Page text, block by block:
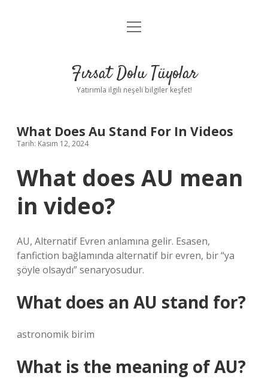
Gizlilik Politikası
Yasal Uyarı
menüyü
Fırsat Dolu Tüyolar
Yatırımla ilgili neşeli bilgiler keşfet!
What Does Au Stand For In Videos
Tarih: Kasım 12, 2024
What does AU mean
in video?
AU, Alternatif Evren anlamına gelir. Esasen,
fanfiction bağlamında alternatif bir evren, bir “ya
şöyle olsaydı” senaryosudur.
What does an AU stand for?
astronomik birim
What is the meaning of AU?